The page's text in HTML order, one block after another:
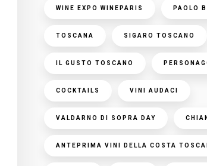
WINE EXPO WINEPARIS PAOLO
TOSCANA SIGARO TOSCANO
IL GUSTO TOSCANO
COCKTAILS VINI AUDACI
VALDARNO DI SOPRA DAY
ANTEPRIMA VINI DELLA COSTA